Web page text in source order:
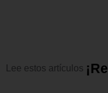
Lee estos artículos ¡Re